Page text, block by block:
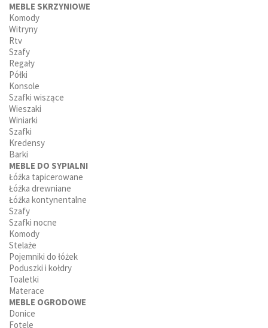
MEBLE SKRZYNIOWE
Komody
Witryny
Rtv
Szafy
Regały
Półki
Konsole
Szafki wiszące
Wieszaki
Winiarki
Szafki
Kredensy
Barki
MEBLE DO SYPIALNI
Łóżka tapicerowane
Łóżka drewniane
Łóżka kontynentalne
Szafy
Szafki nocne
Komody
Stelaże
Pojemniki do łóżek
Poduszki i kołdry
Toaletki
Materace
MEBLE OGRODOWE
Donice
Fotele